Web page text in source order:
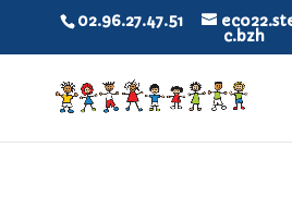
02.96.27.47.51
c.bzh